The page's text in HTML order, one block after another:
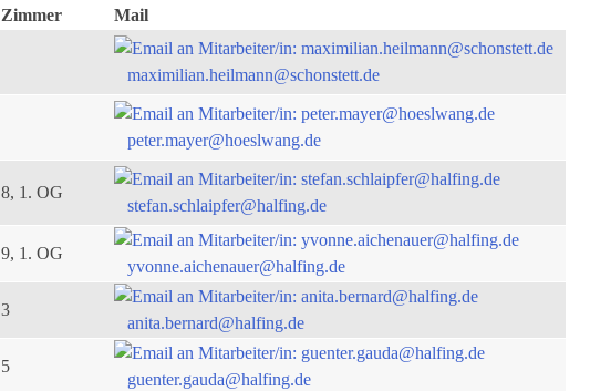
Zimmer
Mail
maximilian.heilmann@schonstett.de
peter.mayer@hoeslwang.de
8, 1. OG
stefan.schlaipfer@halfing.de
9, 1. OG
yvonne.aichenauer@halfing.de
3
anita.bernard@halfing.de
5
guenter.gauda@halfing.de